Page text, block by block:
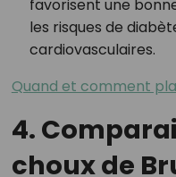
favorisent une
les risques de
cardiovasculaires.
Quand et comment
4.
choux de